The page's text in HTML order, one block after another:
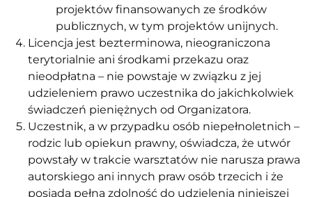
projektów finansowanych ze środków
publicznych, w tym projektów unijnych.
Licencja jest bezterminowa, nieograniczona
terytorialnie ani środkami przekazu oraz
nieodpłatna – nie powstaje w związku z jej
udzieleniem prawo uczestnika do jakichkolwiek
świadczeń pieniężnych od Organizatora.
Uczestnik, a w przypadku osób niepełnoletnich –
rodzic lub opiekun prawny, oświadcza, że utwór
powstały w trakcie warsztatów nie narusza prawa
autorskiego ani innych praw osób trzecich i że
posiada pełną zdolność do udzielenia niniejszej